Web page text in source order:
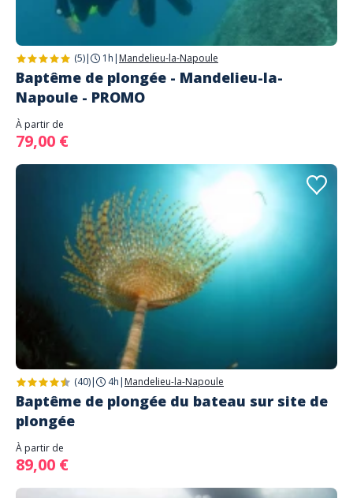
(5)| 1h | Mandelieu-la-Napoule
Baptême de plongée - Mandelieu-la-
Napoule - PROMO
À partir de
79,00 €
(40)| 4h | Mandelieu-la-Napoule
Baptême de plongée du bateau sur site de
plongée
À partir de
89,00 €